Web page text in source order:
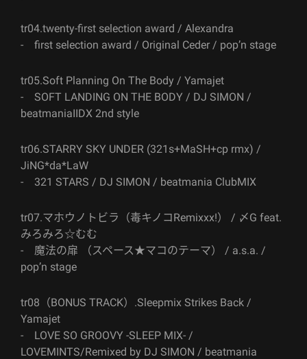
tr04.twenty-first selection award / Alexandra
- first selection award / Original Ceder / pop’n stage
tr05.Soft Planning On The Body / Yamajet
- SOFT LANDING ON THE BODY / DJ SIMON /
beatmaniaIIDX 2nd style
tr06.STARRY SKY UNDER (321s+MaSH+cp rmx) /
JiNG*da*LaW
- 321 STARS / DJ SIMON / beatmania ClubMIX
tr07.マホウノトビラ（毒キノコRemixxx!） / 〆G feat.
みろみろ☆むむ
- 魔法の扉 （スペース★マコのテーマ） / a.s.a. /
pop’n stage
tr08（BONUS TRACK）.Sleepmix Strikes Back /
Yamajet
- LOVE SO GROOVY -SLEEP MIX- /
LOVEMINTS/Remixed by DJ SIMON / beatmania